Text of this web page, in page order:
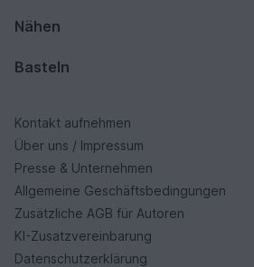
Nähen
Basteln
Kontakt aufnehmen
Über uns / Impressum
Presse & Unternehmen
Allgemeine Geschäftsbedingungen
Zusätzliche AGB für Autoren
KI-Zusatzvereinbarung
Datenschutzerklärung